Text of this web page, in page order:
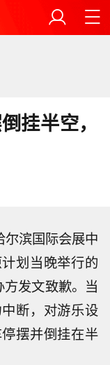
挂半空，
滨国际会展中
划当晚举行的
方发文致歉。当
断，对游乐设
摆并倒挂在半